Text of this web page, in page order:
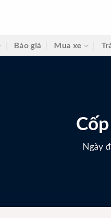
Báo giá Mua xe
Ngày